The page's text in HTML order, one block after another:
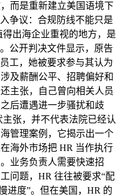
而是重新建立美国语境下
争议：合规防线不能只是
出海企业重视的地方，是
公开判决文件显示，原告
工，她被要求参与其认为
及薪酬公平、招聘偏好和
主张，自己曾向相关人员
后遭遇进一步骚扰和歧
张，并不代表法院已经认
管理案例，它揭示出一个
海外市场把 HR 当作执行
业务负责人需要快速招
问题，HR 往往被要求“配
进度”。但在美国，HR 的